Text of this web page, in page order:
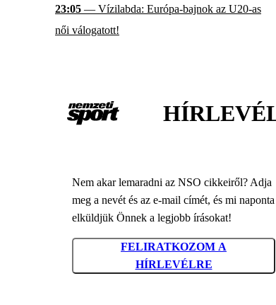
23:05 — Vízilabda: Európa-bajnok az U20-as
női válogatott!
Nem akar lemaradni az NSO cikkeiről? Adja
meg a nevét és az e-mail címét, és mi naponta
elküldjük Önnek a legjobb írásokat!
FELIRATKOZOM A
HÍRLEVÉLRE